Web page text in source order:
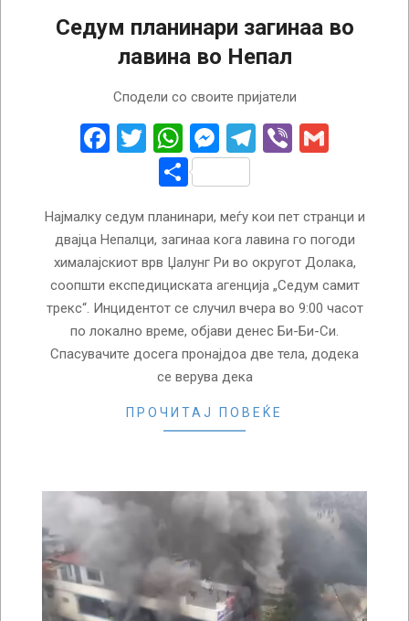
Седум планинари загинаа во
лавина во Непал
Сподели со своите пријатели
Facebook
Twitter
WhatsApp
Messenger
Telegram
Viber
Share
Најмалку седум планинари, меѓу кои пет странци и
двајца Непалци, загинаа кога лавина го погоди
хималајскиот врв Џалунг Ри во округот Долака,
соопшти експедициската агенција „Седум самит
трекс“. Инцидентот се случил вчера во 9:00 часот
по локално време, објави денес Би-Би-Си.
Спасувачите досега пронајдоа две тела, додека
се верува дека
ПРОЧИТАЈ ПОВЕЌЕ